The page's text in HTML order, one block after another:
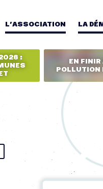
L’ASSOCIATION LA
:
EN FINIR
POLLUTION